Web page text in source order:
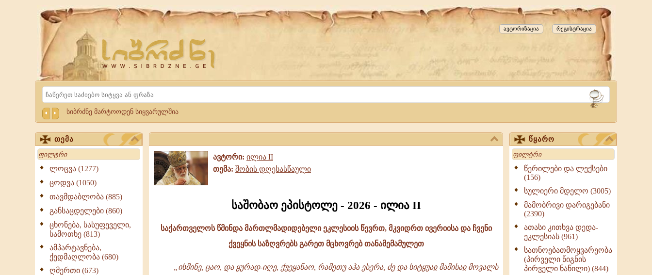
Website
Sibrdzne.ge
რეგისტრაცია
ავტორიზაცია
Search
სიბრძნე მარტოოდენ სიყვარულშია
თემა
Search
ლოცვა (1277)
ცოდვა (1050)
თავმდაბლობა (885)
განსაცდელები (860)
ცხონება, სასუფეველი,
სამოთხე (813)
ამპარტავნება,
ქედმაღლობა (680)
ღმერთი (673)
ავტორი: ილია II
თემა: შობის დღესასწაული
საშობაო ეპისტოლე - 2026 - ილია II
საქართველოს წმინდა მართლმადიდებელი ეკლესიის წევრთ, მკვიდრთ ივერიისა და ჩვენი
ქვეყნის საზღვრებს გარეთ მცხოვრებ თანამემამულეთ
„ისმინე, ცაო, და ყურად-იღე, ქუეყანაო, რამეთუ აჰა ესერა, ძე და სიტყუაჲ მამისაჲ მოვალს
წყარო
Search
წერილები და ლექსები
(156)
სულიერი მდელო (3005)
მამობრივი დარიგებანი
(2390)
ათასი კითხვა დედა-
ეკლესიას (961)
სათნოებათმოყვარეობა
(პირველი წიგნის
პირველი ნაწილი) (844)